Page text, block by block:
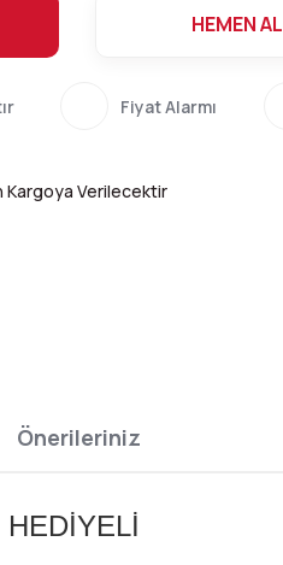
HEMEN AL
Fiyat Alarmı
Kargoya Verilecektir
Önerileriniz